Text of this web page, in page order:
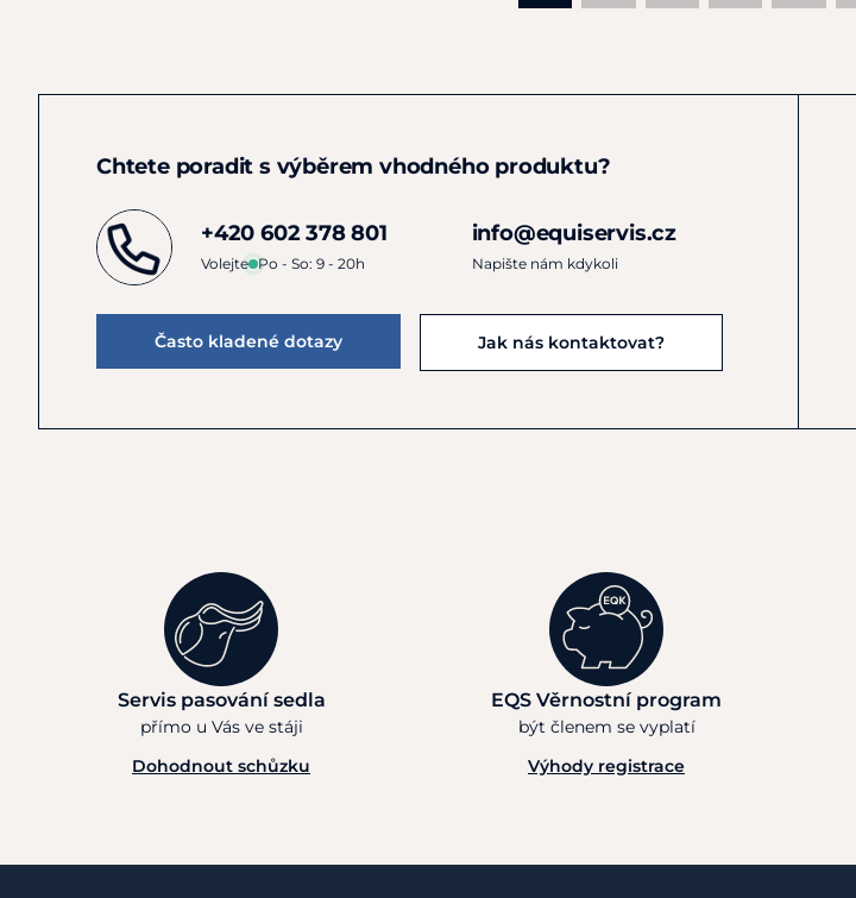
Chtete poradit s výběrem vhodného produktu?
+420 602 378 801
Volejte Po - So: 9 - 20h
info@equiservis.cz
Napište nám kdykoli
Často kladené dotazy Jak nás kontaktovat?
Servis pasování sedla
přímo u Vás ve stáji
Dohodnout schůzku
EQS Věrnostní program
být členem se vyplatí
Výhody registrace